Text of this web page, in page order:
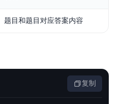
题目和题目对应答案内容
复制